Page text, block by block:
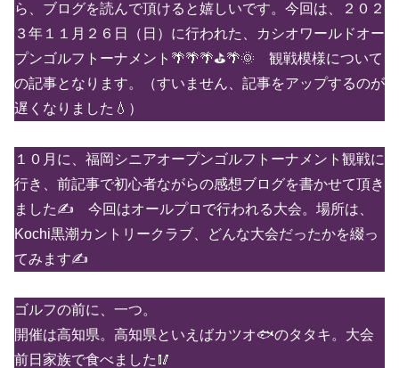
ら、ブログを読んで頂けると嬉しいです。今回は、２０２
３年１１月２６日（日）に行われた、カシオワールドオー
プンゴルフトーナメント🌴🌴🌴⛳🌴🌞 観戦模様について
の記事となります。（すいません、記事をアップするのが
遅くなりました💧 ）
１０月に、福岡シニアオープンゴルフトーナメント観戦に
行き、前記事で初心者ながらの感想ブログを書かせて頂き
ました✍ 今回はオールプロで行われる大会。場所は、
Kochi黒潮カントリークラブ、どんな大会だったかを綴っ
てみます✍
ゴルフの前に、一つ。
開催は高知県。高知県といえばカツオ🐟のタタキ。大会
前日家族で食べました🥢